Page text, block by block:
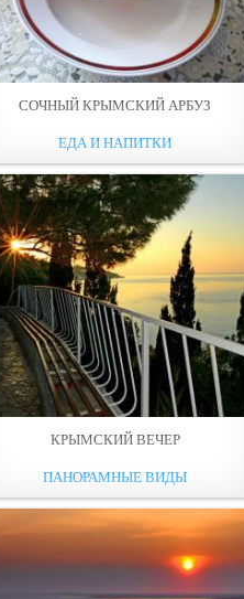
СОЧНЫЙ КРЫМСКИЙ АРБУЗ
ЕДА И НАПИТКИ
КРЫМСКИЙ ВЕЧЕР
ПАНОРАМНЫЕ ВИДЫ